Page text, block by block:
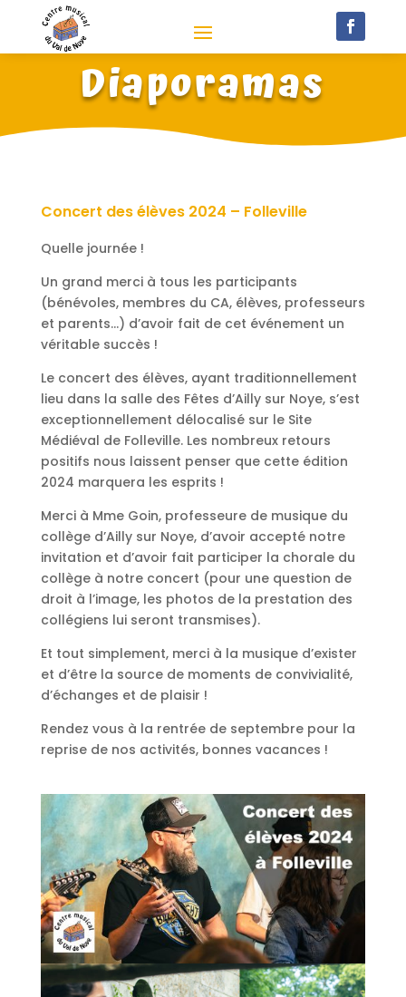
Diaporamas
Concert des élèves 2024 – Folleville
Quelle journée !
Un grand merci à tous les participants
(bénévoles, membres du CA, élèves, professeurs
et parents…) d’avoir fait de cet événement un
véritable succès !
Le concert des élèves, ayant traditionnellement
lieu dans la salle des Fêtes d’Ailly sur Noye, s’est
exceptionnellement délocalisé sur le Site
Médiéval de Folleville. Les nombreux retours
positifs nous laissent penser que cette édition
2024 marquera les esprits !
Merci à Mme Goin, professeure de musique du
collège d’Ailly sur Noye, d’avoir accepté notre
invitation et d’avoir fait participer la chorale du
collège à notre concert (pour une question de
droit à l’image, les photos de la prestation des
collégiens lui seront transmises).
Et tout simplement, merci à la musique d’exister
et d’être la source de moments de convivialité,
d’échanges et de plaisir !
Rendez vous à la rentrée de septembre pour la
reprise de nos activités, bonnes vacances !